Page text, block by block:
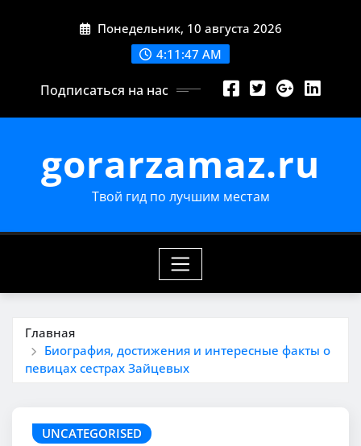
Понедельник, 10 августа 2026
4:11:48 AM
Подписаться на нас
gorarzamaz.ru
Твой гид по лучшим местам
Главная
Биография, достижения и интересные факты о
певицах сестрах Зайцевых
UNCATEGORISED